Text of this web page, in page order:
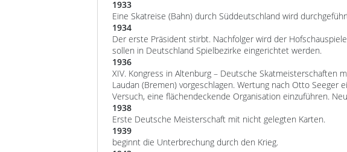
1933
Eine Skatreise (Bahn) durch Süddeutschland wird
1934
Der erste Präsident stirbt. Nachfolger wird der
sollen in Deutschland Spielbezirke eingerichtet werden.
1936
XIV. Kongress in Altenburg – Deutsche Skatmeisterschaften
Laudan (Bremen) vorgeschlagen. Wertung nach Otto
Versuch, eine flächendeckende Organisation einzuführen.
1938
Erste Deutsche Meisterschaft mit nicht gelegten Karten.
1939
beginnt die Unterbrechung durch den Krieg.